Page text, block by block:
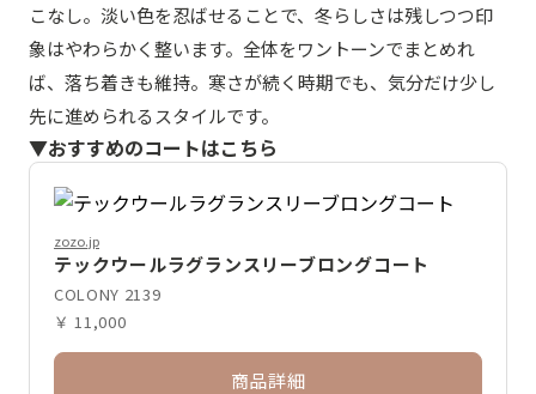
こなし。淡い色を忍ばせることで、冬らしさは残しつつ印
象はやわらかく整います。全体をワントーンでまとめれ
ば、落ち着きも維持。寒さが続く時期でも、気分だけ少し
先に進められるスタイルです。
▼おすすめのコートはこちら
zozo.jp
テックウールラグランスリーブロングコート
COLONY 2139
￥ 11,000
商品詳細